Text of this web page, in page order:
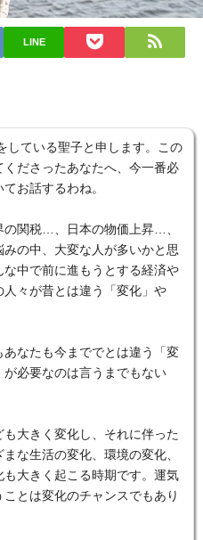
LINE
している聖子と申します。この
くださったあなたへ、今一番必
お話するわね。
の関税…、日本の物価上昇…、
みの中、大変な人が多いかと思
な中で前に進もうとする経済や
人々が昔とは違う「変化」や
あなたも今まででとは違う「変
が必要なのは言うまでもない
も大きく変化し、それに伴った
な生活の変化、環境の変化、
も大きく起こる時期です。運気
とは変化のチャンスでもあり